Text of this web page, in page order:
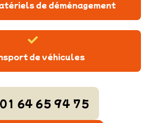
de déménagement
de véhicules
01 64 65 94 75